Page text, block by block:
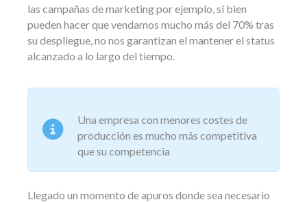
las campañas de marketing por ejemplo, si bien
pueden hacer que vendamos mucho más del 70% tras
su despliegue, no nos garantizan el mantener el status
alcanzado a lo largo del tiempo.
Una empresa con menores costes de
producción es mucho más competitiva
que su competencia
Llegado un momento de apuros donde sea necesario